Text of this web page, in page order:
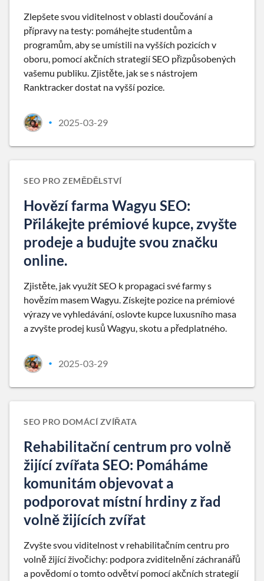
Zlepšete svou viditelnost v oblasti doučování a
přípravy na testy: pomáhejte studentům a
programům, aby se umístili na vyšších pozicích v
oboru, pomocí akčních strategií SEO přizpůsobených
vašemu publiku. Zjistěte, jak se s nástrojem
Ranktracker dostat na vyšší pozice.
• 2025-03-29
SEO PRO ZEMĚDĚLSTVÍ
Hovězí farma Wagyu SEO:
Přilákejte prémiové kupce, zvyšte
prodeje a budujte svou značku
online.
Zjistěte, jak využít SEO k propagaci své farmy s
hovězím masem Wagyu. Získejte pozice na prémiové
výrazy ve vyhledávání, oslovte kupce luxusního masa
a zvyšte prodej kusů Wagyu, skotu a předplatného.
• 2025-03-29
SEO PRO DOMÁCÍ ZVÍŘATA
Rehabilitační centrum pro volně
žijící zvířata SEO: Pomáháme
komunitám objevovat a
podporovat místní hrdiny z řad
volně žijících zvířat
Zvyšte svou viditelnost v rehabilitačním centru pro
volně žijící živočichy: podpora zviditelnění záchranářů
a povědomí o tomto odvětví pomocí akčních strategií